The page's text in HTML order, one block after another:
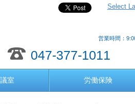
Select
営業時間：
047-377-1011
室 労働保険